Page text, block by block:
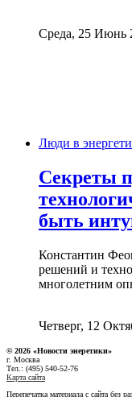
Среда, 25 Июнь
Люди в
Секреты
быть
Константин
решений и
многолетним
Четверг, 12
© 2026 «Новости энеретики»
г. Москва
Тел.: (495) 540-52-76
Карта сайта
Перепечатка материала с сайта без